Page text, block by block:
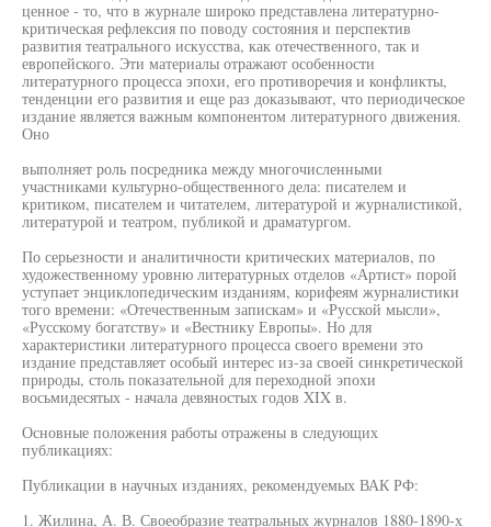
ценное - то, что в журнале широко представлена литературно-
критическая рефлексия по поводу состояния и перспектив
развития театрального искусства, как отечественного, так и
европейского. Эти материалы отражают особенности
литературного процесса эпохи, его противоречия и конфликты,
тенденции его развития и еще раз доказывают, что периодическое
издание является важным компонентом литературного движения.
Оно
выполняет роль посредника между многочисленными
участниками культурно-общественного дела: писателем и
критиком, писателем и читателем, литературой и журналистикой,
литературой и театром, публикой и драматургом.
По серьезности и аналитичности критических материалов, по
художественному уровню литературных отделов «Артист» порой
уступает энциклопедическим изданиям, корифеям журналистики
того времени: «Отечественным запискам» и «Русской мысли»,
«Русскому богатству» и «Вестнику Европы». Но для
характеристики литературного процесса своего времени это
издание представляет особый интерес из-за своей синкретической
природы, столь показательной для переходной эпохи
восьмидесятых - начала девяностых годов XIX в.
Основные положения работы отражены в следующих
публикациях:
Публикации в научных изданиях, рекомендуемых ВАК РФ:
1. Жилина, А. В. Своеобразие театральных журналов 1880-1890-х